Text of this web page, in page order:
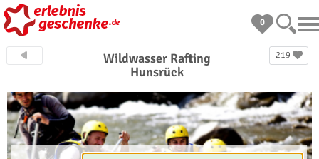
0
219
Wildwasser Rafting
Hunsrück